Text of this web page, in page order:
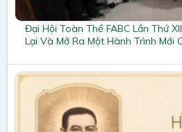
Đại Hội Toàn Thể FABC Lần Thứ
Lại Và Mở Ra Một Hành Trình Mới